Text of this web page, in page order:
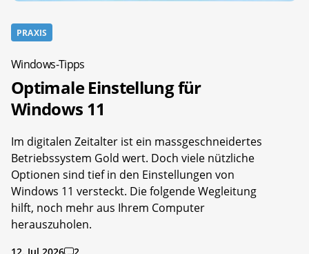
PRAXIS
Windows-Tipps
Optimale Einstellung für
Windows 11
Im digitalen Zeitalter ist ein massgeschneidertes
Betriebssystem Gold wert. Doch viele nützliche
Optionen sind tief in den Einstellungen von
Windows 11 versteckt. Die folgende Wegleitung
hilft, noch mehr aus Ihrem Computer
herauszuholen.